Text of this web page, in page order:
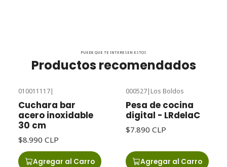
PUEDE QUE TE INTERESEN ESTOS
Productos recomendados
010011117|
Cuchara bar
acero inoxidable
30 cm
$8.990 CLP
Agregar al Carro
000527| Los Boldos
Pesa de cocina
digital - LRdelaC
$7.890 CLP
Agregar al Carro